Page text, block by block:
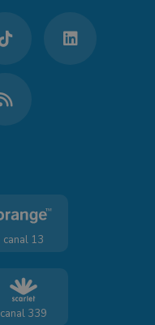
canal 13
canal 339